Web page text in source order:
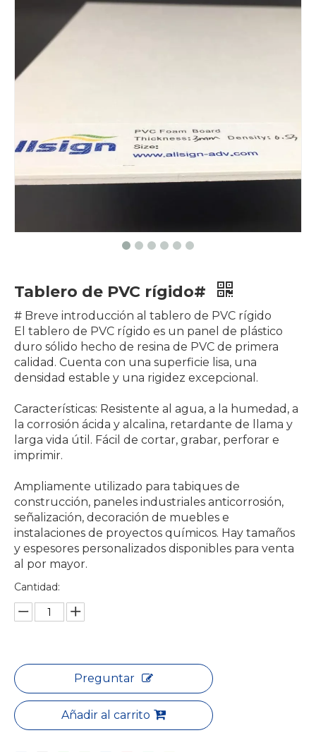
Tablero de PVC rígido#
# Breve introducción al tablero de PVC rígido
El tablero de PVC rígido es un panel de plástico
duro sólido hecho de resina de PVC de primera
calidad. Cuenta con una superficie lisa, una
densidad estable y una rigidez excepcional.
Características: Resistente al agua, a la humedad, a
la corrosión ácida y alcalina, retardante de llama y
larga vida útil. Fácil de cortar, grabar, perforar e
imprimir.
Ampliamente utilizado para tabiques de
construcción, paneles industriales anticorrosión,
señalización, decoración de muebles e
instalaciones de proyectos químicos. Hay tamaños
y espesores personalizados disponibles para venta
al por mayor.
Cantidad:
Preguntar
Añadir al carrito